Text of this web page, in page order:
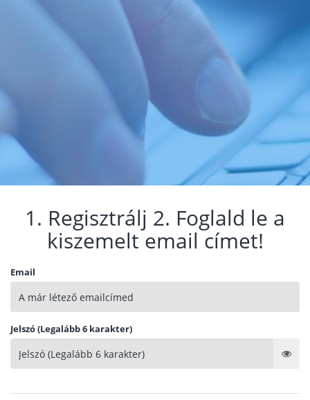
1. Regisztrálj 2. Foglald le a
kiszemelt email címet!
Email
Jelszó (Legalább 6 karakter)